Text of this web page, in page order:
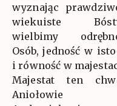
wyznając
wiekuiste
wielbimy
Osób, jedność w
i równość w
Majestat ten